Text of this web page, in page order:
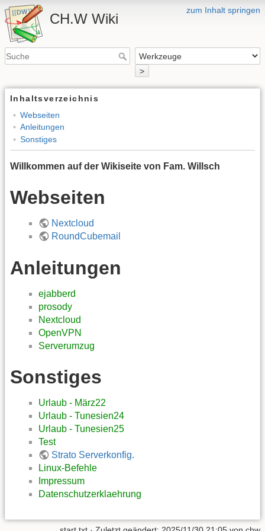
zum Inhalt springen
CH.W Wiki
>
Inhaltsverzeichnis
Webseiten
Anleitungen
Sonstiges
Willkommen auf der Wikiseite von Fam. Willsch
Webseiten
Nextcloud
RoundCubemail
Anleitungen
ejabberd
prosody
Nextcloud
OpenVPN
Serverumzug
Sonstiges
Urlaub - März22
Urlaub - Tunesien24
Urlaub - Tunesien25
Test
Strato Serverkonfig.
Linux-Befehle
Impressum
Datenschutzerklaehrung